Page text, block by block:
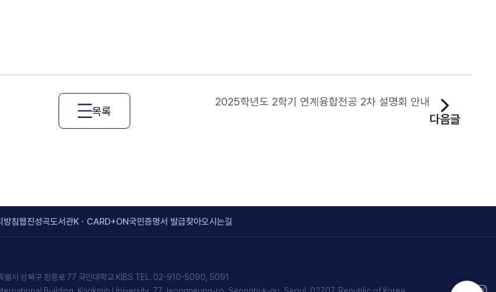
목록
2025학년도 2학기 연계융합전공 2차 설명회 안내
다음글
방침웹진성곡도서관KㆍCARD+ON국민증명서 발급찾아오시는길
별시 성북구 정릉로 77 국민대학교 KIBS TEL. 02-910-5090, 5091